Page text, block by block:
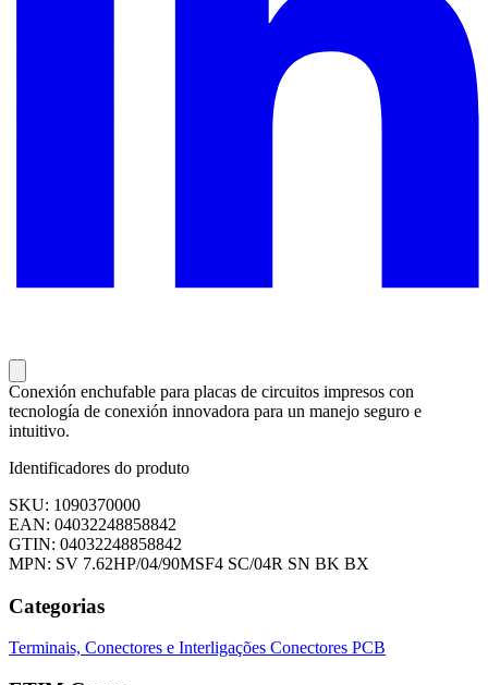
Conexión enchufable para placas de circuitos impresos con
tecnología de conexión innovadora para un manejo seguro e
intuitivo.
Identificadores do produto
SKU: 1090370000
EAN: 04032248858842
GTIN: 04032248858842
MPN: SV 7.62HP/04/90MSF4 SC/04R SN BK BX
Categorias
Terminais, Conectores e Interligações Conectores PCB